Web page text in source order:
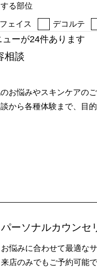
る部位
フェイス デコルテ
ューが24件あります
相談
お悩みやスキンケアの
から各種体験まで、目
パーソナルカウンセ
お悩みに合わせて最適な
来店のみでもご予約可能